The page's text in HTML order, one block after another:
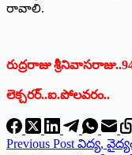
రావాలి.
రుద్రరాజు
లెక్చరర్..ఐ.పోలవరం..
Previous Post విద్య,